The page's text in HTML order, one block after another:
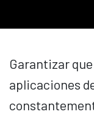
Garantizar
aplicaciones